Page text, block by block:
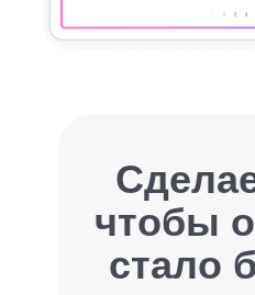
чтобы
стало